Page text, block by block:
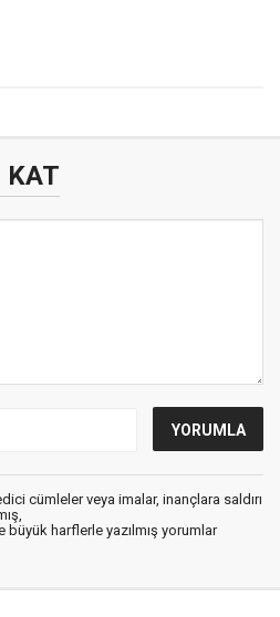
KAT
cümleler veya imalar, inançlara saldırı
büyük harflerle yazılmış yorumlar